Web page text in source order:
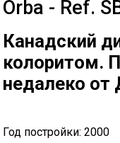
Orba - Ref.
Канадский
колоритом.
недалеко от
Год постройки: 2000